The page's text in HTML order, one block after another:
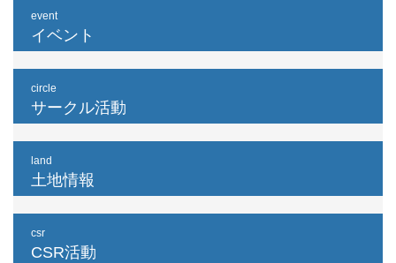
event
イベント
circle
サークル活動
land
土地情報
csr
CSR活動